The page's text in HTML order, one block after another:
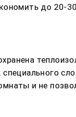
до 20-
и не